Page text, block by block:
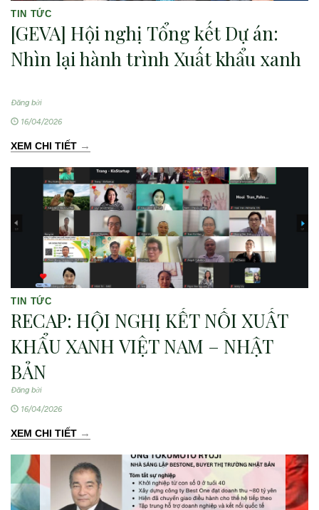
TIN TỨC
[GEVA] Hội nghị Tổng kết Dự án:
Nhìn lại hành trình Xuất khẩu xanh
Đăng bởi
16/04/2026
XEM CHI TIẾT →
TIN TỨC
RECAP: HỘI NGHỊ KẾT NỐI XUẤT
KHẨU XANH VIỆT NAM – NHẬT
BẢN
Đăng bởi
16/04/2026
XEM CHI TIẾT →